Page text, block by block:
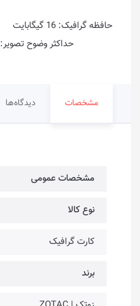
حداکثر وضوح تصویر: 4320 × 7680
مشخصات دیدگاه‌ها
مشخصات عمومی
نوع کالا
کارت گرافیک
برند